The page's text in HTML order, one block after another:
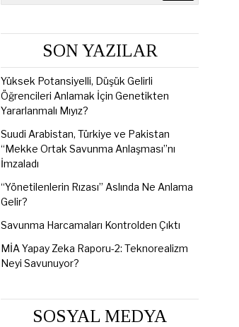
SON YAZILAR
Yüksek Potansiyelli, Düşük Gelirli
Öğrencileri Anlamak İçin Genetikten
Yararlanmalı Mıyız?
Suudi Arabistan, Türkiye ve Pakistan
“Mekke Ortak Savunma Anlaşması”nı
İmzaladı
“Yönetilenlerin Rızası” Aslında Ne Anlama
Gelir?
Savunma Harcamaları Kontrolden Çıktı
MİA Yapay Zeka Raporu-2: Teknorealizm
Neyi Savunuyor?
SOSYAL MEDYA